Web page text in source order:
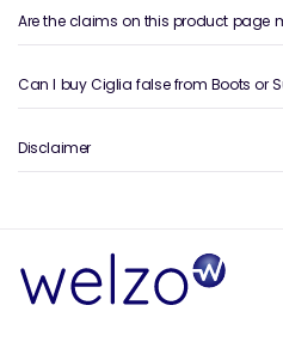
Oltre al loro fascino
Sono delicati e non
migliorare gli occhi senza
delle tue ciglia. Sperimenta
delle nostre ciglia false di
Are the claims on this product page
Can I buy Ciglia false from Boots or
Disclaimer